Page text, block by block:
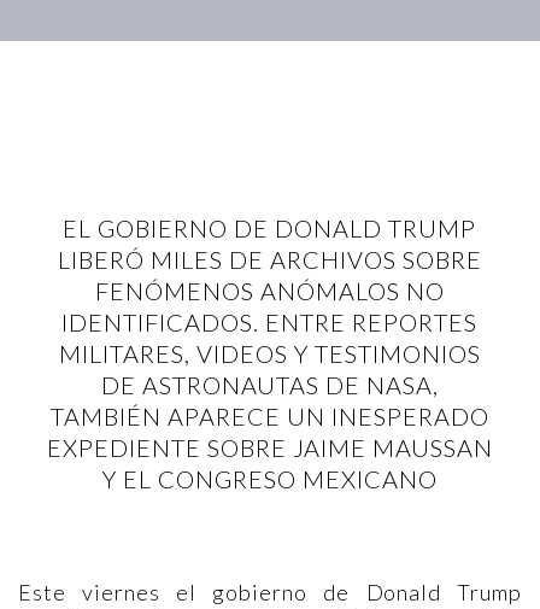
EL GOBIERNO DE DONALD TRUMP
LIBERÓ MILES DE ARCHIVOS SOBRE
FENÓMENOS ANÓMALOS NO
IDENTIFICADOS. ENTRE REPORTES
MILITARES, VIDEOS Y TESTIMONIOS
DE ASTRONAUTAS DE NASA,
TAMBIÉN APARECE UN INESPERADO
EXPEDIENTE SOBRE JAIME MAUSSAN
Y EL CONGRESO MEXICANO
Este viernes el gobierno de Donald Trump